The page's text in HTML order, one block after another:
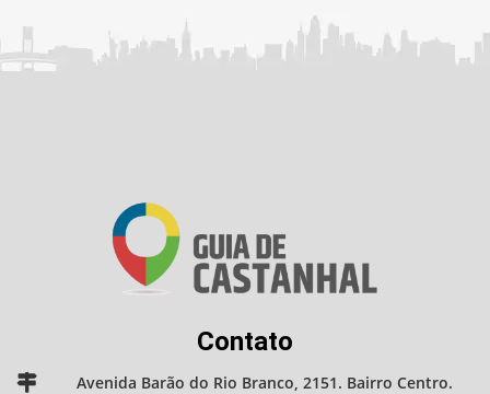
Contato
Avenida Barão do Rio Branco, 2151. Bairro Centro.